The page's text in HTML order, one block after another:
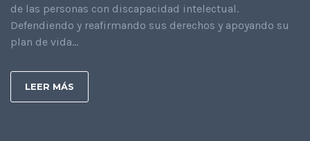
de las personas con discapacidad intelectual.
Defendiendo y reafirmando sus derechos y apoyando su
plan de vida...
LEER MÁS